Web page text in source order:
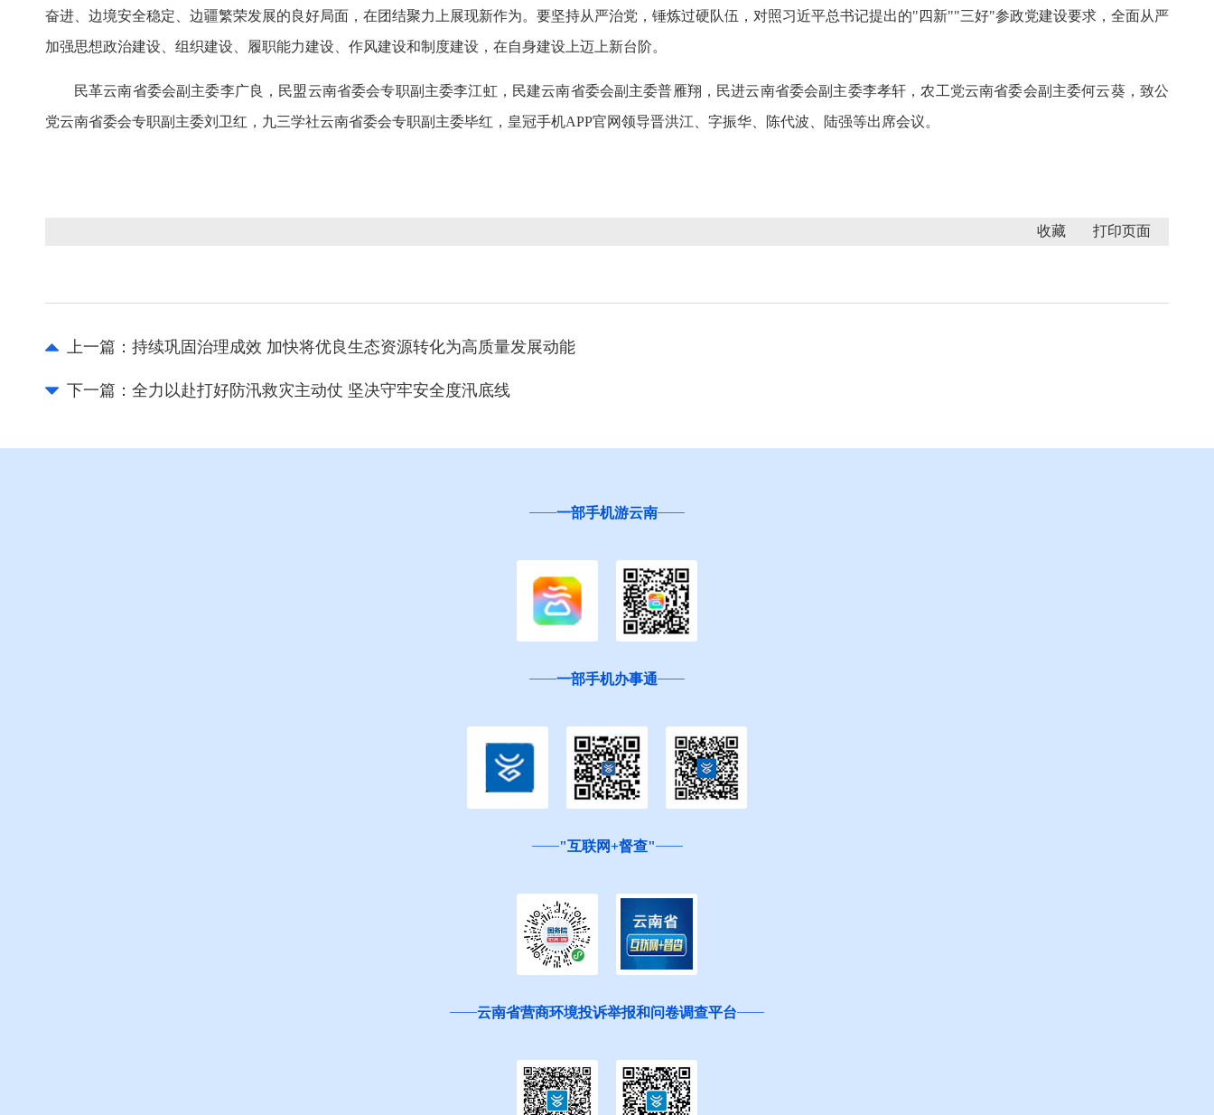
奋进、边境安全稳定、边疆繁荣发展的良好局面，在团结聚力上展现新作为。要坚持从严治党，锤炼过硬队伍，对照习近平总书记提出的"四新""三好"参政党建设要求，全面从严
加强思想政治建设、组织建设、履职能力建设、作风建设和制度建设，在自身建设上迈上新台阶。
民革云南省委会副主委李广良，民盟云南省委会专职副主委李江虹，民建云南省委会副主委普雁翔，民进云南省委会副主委李孝轩，农工党云南省委会副主委何云葵，致公
党云南省委会专职副主委刘卫红，九三学社云南省委会专职副主委毕红，皇冠手机APP官网领导晋洪江、字振华、陈代波、陆强等出席会议。
收藏
上一篇： 持续巩固治理成效 加快将优良生态资源转化为高质量发展动能
下一篇： 全力以赴打好防汛救灾主动仗 坚决守牢安全度汛底线
一部手机游云南
一部手机办事通
"互联网+督查"
云南省营商环境投诉举报和问卷调查平台